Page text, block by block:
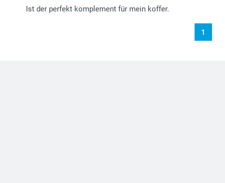
Ist der perfekt komplement für mein koffer.
1